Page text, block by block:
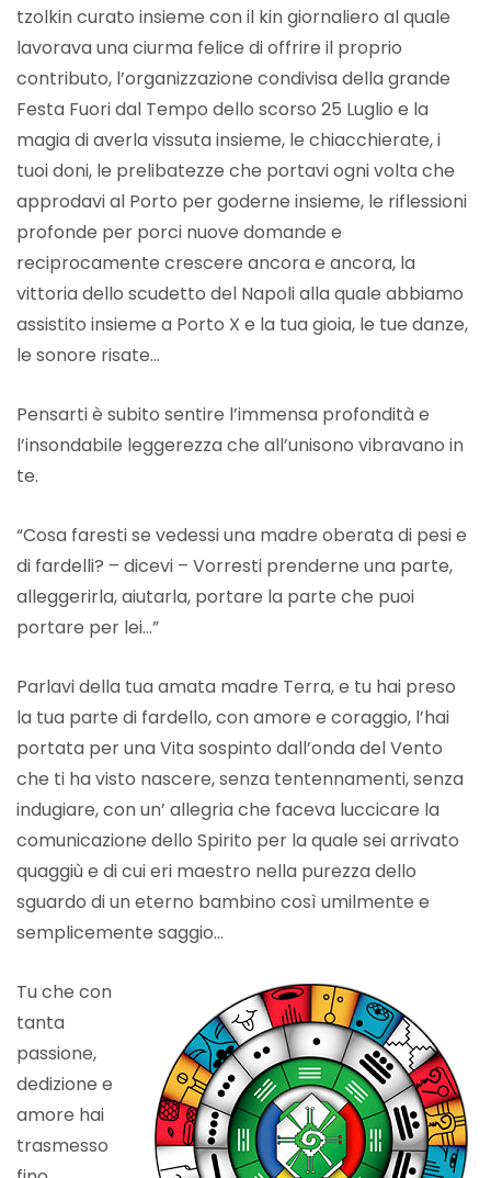
tzolkin curato insieme con il kin giornaliero al quale
lavorava una ciurma felice di offrire il proprio
contributo, l’organizzazione condivisa della grande
Festa Fuori dal Tempo dello scorso 25 Luglio e la
magia di averla vissuta insieme, le chiacchierate, i
tuoi doni, le prelibatezze che portavi ogni volta che
approdavi al Porto per goderne insieme, le riflessioni
profonde per porci nuove domande e
reciprocamente crescere ancora e ancora, la
vittoria dello scudetto del Napoli alla quale abbiamo
assistito insieme a Porto X e la tua gioia, le tue danze,
le sonore risate…
Pensarti è subito sentire l’immensa profondità e
l’insondabile leggerezza che all’unisono vibravano in
te.
“Cosa faresti se vedessi una madre oberata di pesi e
di fardelli? – dicevi – Vorresti prenderne una parte,
alleggerirla, aiutarla, portare la parte che puoi
portare per lei…”
Parlavi della tua amata madre Terra, e tu hai preso
la tua parte di fardello, con amore e coraggio, l’hai
portata per una Vita sospinto dall’onda del Vento
che ti ha visto nascere, senza tentennamenti, senza
indugiare, con un’ allegria che faceva luccicare la
comunicazione dello Spirito per la quale sei arrivato
quaggiù e di cui eri maestro nella purezza dello
sguardo di un eterno bambino così umilmente e
semplicemente saggio…
Tu che con
tanta
passione,
dedizione e
amore hai
trasmesso